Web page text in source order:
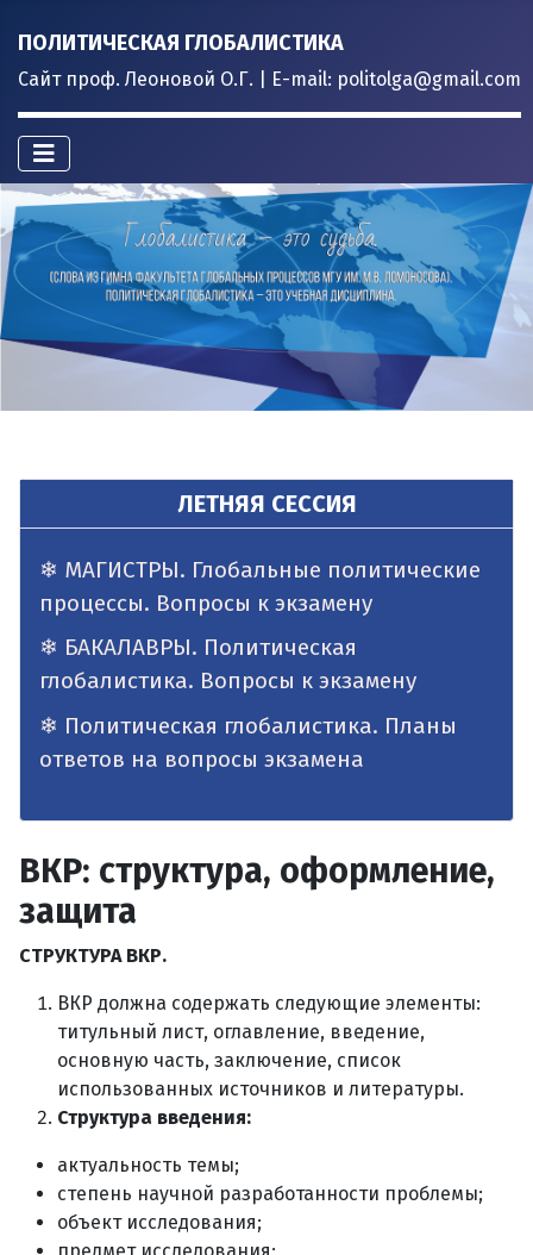
ПОЛИТИЧЕСКАЯ ГЛОБАЛИСТИКА
Сайт проф. Леоновой О.Г. | E-mail: politolga@gmail.com
ЛЕТНЯЯ СЕССИЯ
МАГИСТРЫ. Глобальные политические
процессы. Вопросы к экзамену
БАКАЛАВРЫ. Политическая
глобалистика. Вопросы к экзамену
Политическая глобалистика. Планы
ответов на вопросы экзамена
ВКР: структура, оформление,
защита
СТРУКТУРА ВКР.
ВКР должна содержать следующие элементы:
титульный лист, оглавление, введение,
основную часть, заключение, список
использованных источников и литературы.
Структура введения:
актуальность темы;
степень научной разработанности проблемы;
объект исследования;